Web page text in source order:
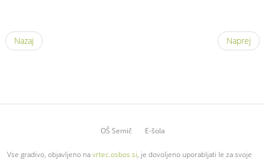
Nazaj Naprej
OŠ Semič E-šola
Vse gradivo, objavljeno navrtec.osbos.si, je dovoljeno uporabljati le za svoje